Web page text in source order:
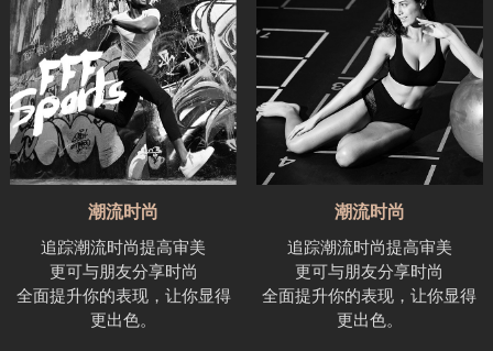
潮流时尚
追踪潮流时尚提高审美
更可与朋友分享时尚
全面提升你的表现，让你显得
更出色。
潮流时尚
追踪潮流时尚提高审美
更可与朋友分享时尚
全面提升你的表现，让你显得
更出色。